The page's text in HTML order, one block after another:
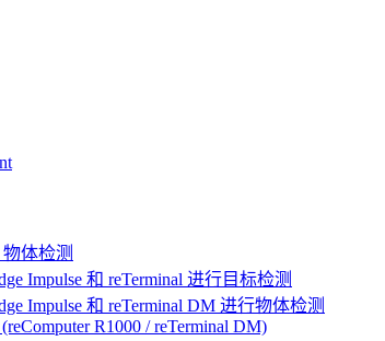
物体检测
Impulse 和 reTerminal 进行目标检测
Impulse 和 reTerminal DM 进行物体检测
R1000 / reTerminal DM)